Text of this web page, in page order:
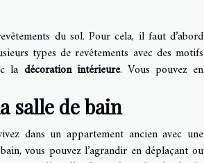
du sol. Pour cela, il faut d’abord
types de revêtements avec des motifs
la décoration intérieure. Vous pouvez en
salle de bain
dans un appartement ancien avec une
vous pouvez l’agrandir en déplaçant ou